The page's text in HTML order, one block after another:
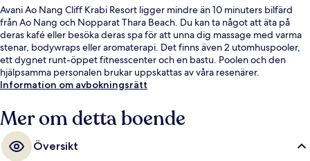
Avani Ao Nang Cliff Krabi Resort ligger mindre än 10 minuters bilfärd
från Ao Nang och Nopparat Thara Beach. Du kan ta något att äta på
deras kafé eller besöka deras spa för att unna dig massage med varma
stenar, bodywraps eller aromaterapi. Det finns även 2 utomhuspooler,
ett dygnet runt-öppet fitnesscenter och en bastu. Poolen och den
hjälpsamma personalen brukar uppskattas av våra resenärer.
Information om avbokningsrätt
Mer om detta boende
Översikt